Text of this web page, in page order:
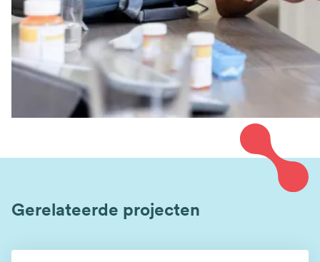
Gerelateerde projecten